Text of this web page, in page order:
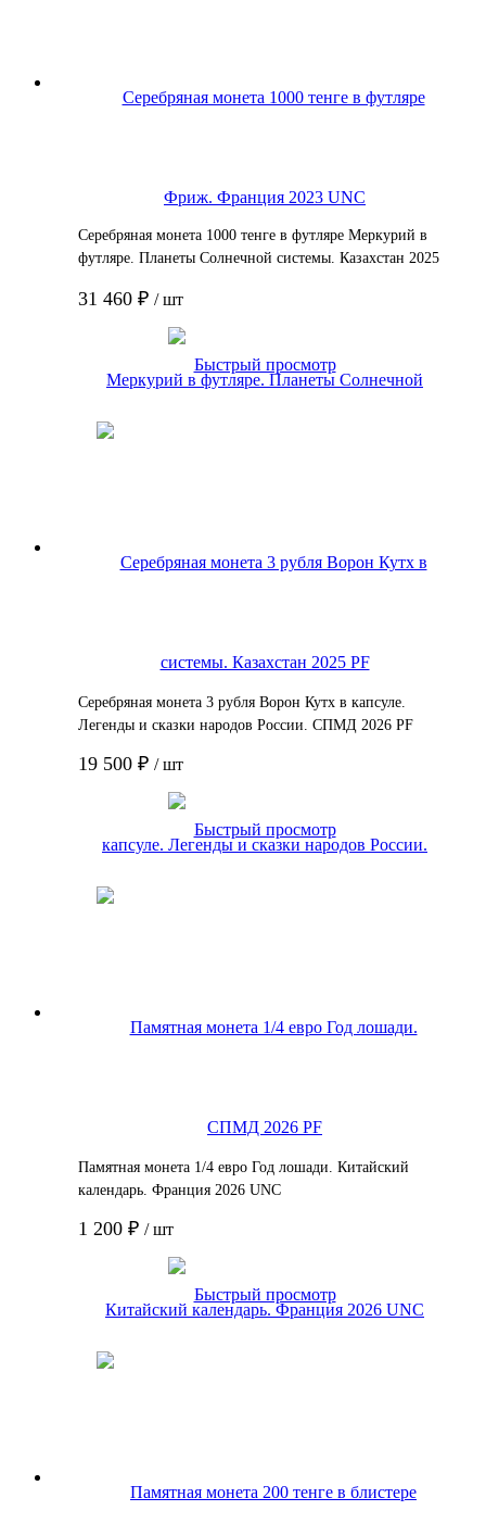
Быстрый просмотр
Серебряная монета 1000 тенге в футляре Меркурий в
футляре. Планеты Солнечной системы. Казахстан 2025
31 460 ₽ / шт
Подробнее
Быстрый просмотр
Серебряная монета 3 рубля Ворон Кутх в капсуле.
Легенды и сказки народов России. СПМД 2026 PF
19 500 ₽ / шт
Подробнее
Быстрый просмотр
Памятная монета 1/4 евро Год лошади. Китайский
календарь. Франция 2026 UNC
1 200 ₽ / шт
Подробнее